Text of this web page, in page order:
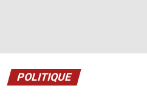
POLITIQUE